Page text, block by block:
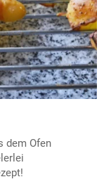
dem Ofen